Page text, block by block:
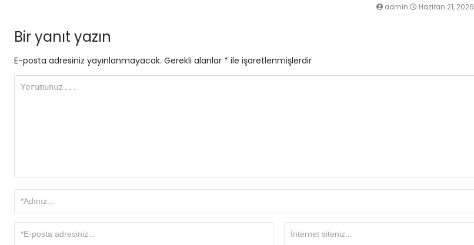
admin Haziran 21, 2026
Bir yanıt yazın
E-posta adresiniz yayınlanmayacak. Gerekli alanlar * ile işaretlenmişlerdir